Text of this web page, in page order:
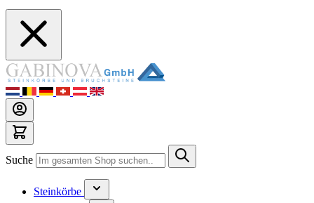
Suche
Steinkörbe